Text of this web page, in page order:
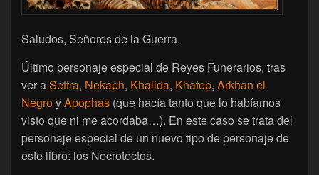
Saludos, Señores de la Guerra.
Último personaje especial de Reyes Funerarios, tras
ver aSettra, Nekaph, Khalida, Khatep, Arkhan el
NegroyApophas (que hacía tanto que lo habíamos
visto que ni me acordaba…). En este caso se trata del
personaje especial de un nuevo tipo de personaje de
este libro: los Necrotectos.